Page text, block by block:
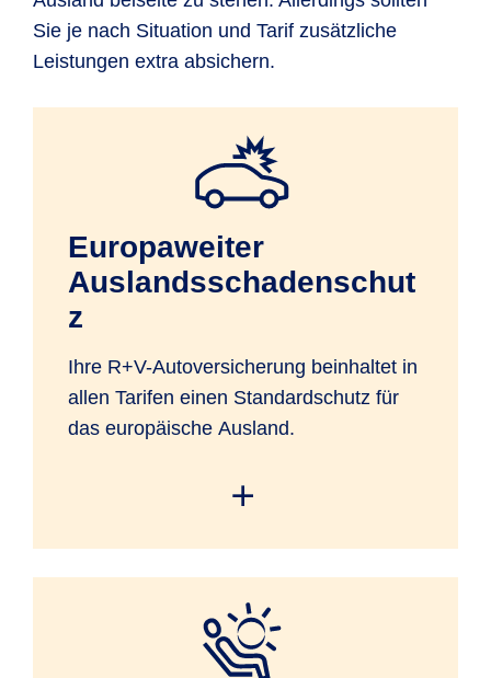
Sie je nach Situation und Tarif zusätzliche
Leistungen extra absichern.
Europaweiter
Auslandsschadenschut
z
Ihre R+V-Autoversicherung beinhaltet in
allen Tarifen einen Standardschutz für
das europäische Ausland.
Sie haben mit Ihrem versicherten Kfz
Versicherungsschutz in den
geographischen Grenzen Europas sowie